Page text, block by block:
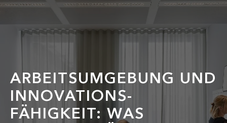
ARBEITSUMGEBUNG UND
INNOVATIONS-
FÄHIGKEIT: WAS